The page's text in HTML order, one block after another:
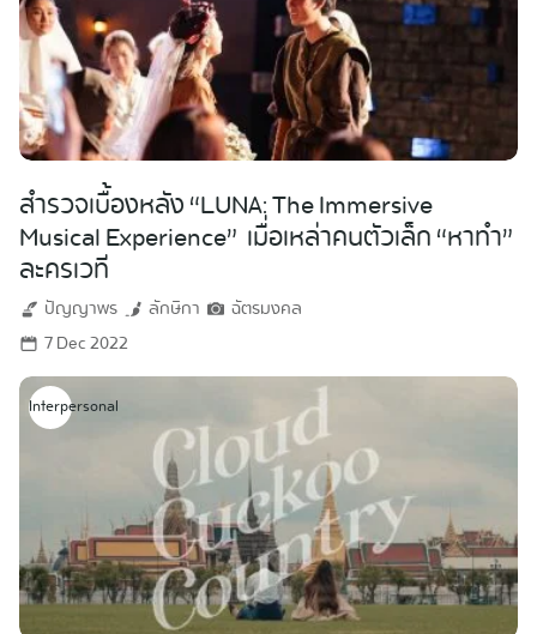
สำรวจเบื้องหลัง “LUNA: The Immersive
Musical Experience” เมื่อเหล่าคนตัวเล็ก “หาทำ”
ละครเวที
ปัญญาพร ลักษิกา
ฉัตรมงคล
7 Dec 2022
Interpersonal